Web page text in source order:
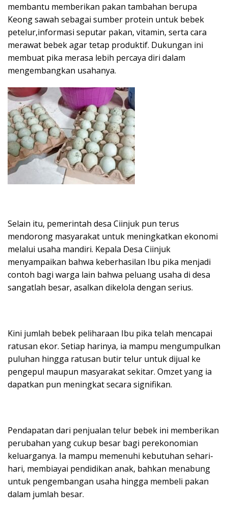
membantu memberikan pakan tambahan berupa
Keong sawah sebagai sumber protein untuk bebek
petelur,informasi seputar pakan, vitamin, serta cara
merawat bebek agar tetap produktif. Dukungan ini
membuat pika merasa lebih percaya diri dalam
mengembangkan usahanya.
Selain itu, pemerintah desa Ciinjuk pun terus
mendorong masyarakat untuk meningkatkan ekonomi
melalui usaha mandiri. Kepala Desa Ciinjuk
menyampaikan bahwa keberhasilan Ibu pika menjadi
contoh bagi warga lain bahwa peluang usaha di desa
sangatlah besar, asalkan dikelola dengan serius.
Kini jumlah bebek peliharaan Ibu pika telah mencapai
ratusan ekor. Setiap harinya, ia mampu mengumpulkan
puluhan hingga ratusan butir telur untuk dijual ke
pengepul maupun masyarakat sekitar. Omzet yang ia
dapatkan pun meningkat secara signifikan.
Pendapatan dari penjualan telur bebek ini memberikan
perubahan yang cukup besar bagi perekonomian
keluarganya. Ia mampu memenuhi kebutuhan sehari-
hari, membiayai pendidikan anak, bahkan menabung
untuk pengembangan usaha hingga membeli pakan
dalam jumlah besar.